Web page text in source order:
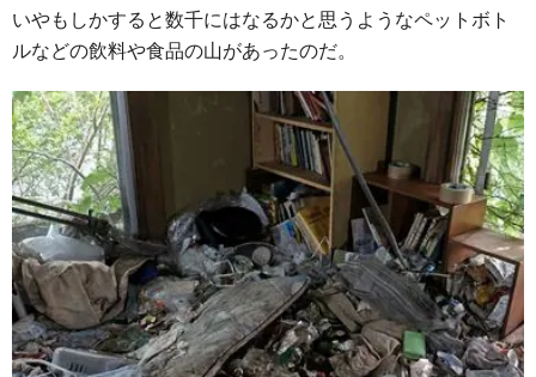
いやもしかすると数千にはなるかと思うようなペットボト
ルなどの飲料や食品の山があったのだ。